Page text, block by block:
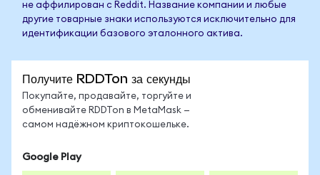
не аффилирован с Reddit. Название компании и любые
другие товарные знаки используются исключительно для
идентификации базового эталонного актива.
Получите RDDTon за секунды
Покупайте, продавайте, торгуйте и
обменивайте RDDTon в MetaMask —
самом надёжном криптокошельке.
Google Play